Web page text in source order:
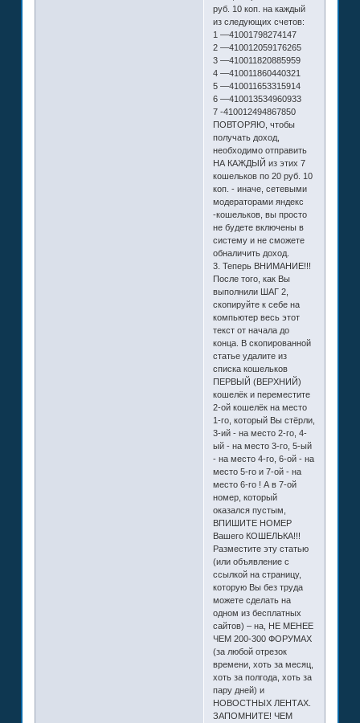
руб. 10 коп. на каждый
из следующих счетов:
1 —41001798274147
2 —410012059176265
3 —410011820885959
4 —410011860440321
5 —410011653315914
6 —410013534960933
7 -410012494867850
ПОВТОРЯЮ, чтобы
получать доход,
необходимо отправить
НА КАЖДЫЙ из этих 7
кошельков по 20 руб. 10
коп. - иначе, сетевыми
модераторами яндекс
-кошельков, вы просто
не будете включены в
систему и не сможете
обналичить доход.
3. Теперь ВНИМАНИЕ!!!
После того, как Вы
выполнили ШАГ 2,
скопируйте к себе на
компьютер весь этот
текст от начала до
конца. В скопированной
статье удалите из
списка кошельков
ПЕРВЫЙ (ВЕРХНИЙ)
кошелёк и переместите
2-ой кошелёк на место
1-го, который Вы стёрли,
3-ий - на место 2-го, 4-
ый - на место 3-го, 5-ый
- на место 4-го, 6-ой - на
место 5-го и 7-ой - на
место 6-го ! А в 7-ой
номер, который
оказался пустым,
ВПИШИТЕ НОМЕР
Вашего КОШЕЛЬКА!!!
Разместите эту статью
(или объявление с
ссылкой на страницу,
которую Вы без труда
можете сделать на
одном из бесплатных
сайтов) – на, НЕ МЕНЕЕ
ЧЕМ 200-300 ФОРУМАХ
(за любой отрезок
времени, хоть за месяц,
хоть за полгода, хоть за
пару дней) и
НОВОСТНЫХ ЛЕНТАХ.
ЗАПОМНИТЕ! ЧЕМ